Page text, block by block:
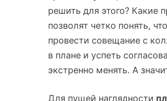
решить для этого? Какие
позволят четко понять,
провести совещание с
в плане и успеть
экстренно менять. А
Для пущей наглядности